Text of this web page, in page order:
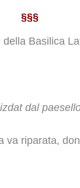
§§§
della Basilica
dal
va riparata,